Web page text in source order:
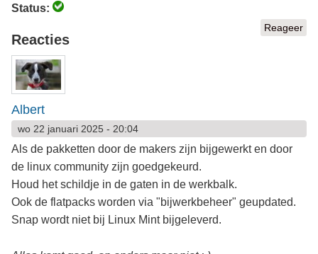
Status:
Reageer
Reacties
Albert
wo 22 januari 2025 - 20:04
Als de pakketten door de makers zijn bijgewerkt en door
de linux community zijn goedgekeurd.
Houd het schildje in de gaten in de werkbalk.
Ook de flatpacks worden via "bijwerkbeheer" geupdated.
Snap wordt niet bij Linux Mint bijgeleverd.